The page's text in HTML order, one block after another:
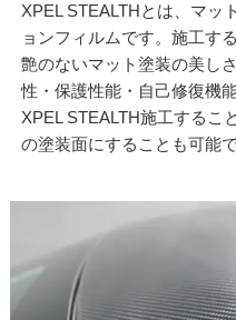
XPEL STEALTHとは、マッ
ョンフィルムです。施工す
艶のないマット塗装の美し
性・保護性能・自己修復機
XPEL STEALTH施工するこ
の塗装面にすることも可能で